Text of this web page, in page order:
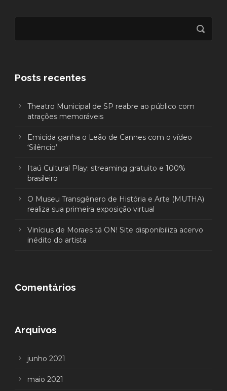
Posts recentes
Theatro Municipal de SP reabre ao público com
atrações memoráveis
Emicida ganha o Leão de Cannes com o vídeo
‘Silêncio’
Itaú Cultural Play: streaming gratuito e 100%
brasileiro
O Museu Transgênero de História e Arte (MUTHA)
realiza sua primeira exposição virtual
Vinícius de Moraes tá ON! Site disponibiliza acervo
inédito do artista
Comentários
Arquivos
junho 2021
maio 2021